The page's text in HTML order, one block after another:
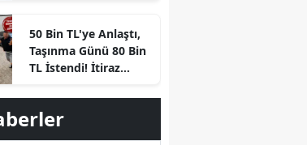
50 Bin TL'ye Anlaştı,
Taşınma Günü 80 Bin
TL İstendi! İtiraz